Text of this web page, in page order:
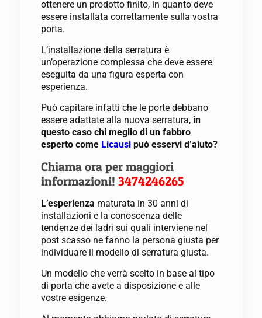
ottenere un prodotto finito, in quanto deve
essere installata correttamente sulla vostra
porta.
L’installazione della serratura è
un’operazione complessa che deve essere
eseguita da una figura esperta con
esperienza.
Può capitare infatti che le porte debbano
essere adattate alla nuova serratura, in
questo caso chi meglio di un fabbro
esperto come Licausipuò esservi d’aiuto?
Chiama ora per maggiori
informazioni! 3474246265
L’esperienza maturata in 30 anni di
installazioni e la conoscenza delle
tendenze dei ladri sui quali interviene nel
post scasso ne fanno la persona giusta per
individuare il modello di serratura giusta.
Un modello che verrà scelto in base al tipo
di porta che avete a disposizione e alle
vostre esigenze.